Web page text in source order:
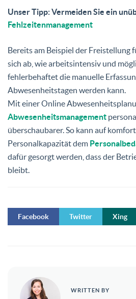
Unser Tipp: Vermeiden Sie ein
Fehlzeitenmanagement
Bereits am Beispiel der Freistellung
sich ab, wie arbeitsintensiv und
fehlerbehaftet die manuelle
Abwesenheitstagen werden kann.
Mit einer Online
Abwesenheitsmanagement
überschaubarer. So kann auf
Personalkapazität dem
dafür gesorgt werden, dass der
bleibt.
Facebook Twitter Xing
WRITTEN BY